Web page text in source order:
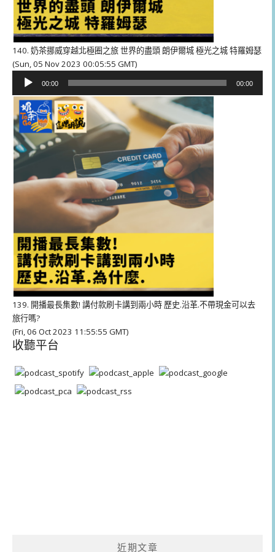
140. 奶茶挪威穿越北極圈之旅 世界的盡頭 朗伊爾城 極光之城 特羅姆瑟
(Sun, 05 Nov 2023 00:05:55 GMT)
播
放
器
00:00 00:00
139. 開播最長集數! 講付款刷卡講到兩小時 歷史.沿革.不帶現金可以去
旅行嗎?
(Fri, 06 Oct 2023 11:55:55 GMT)
收聽平台
近期文章